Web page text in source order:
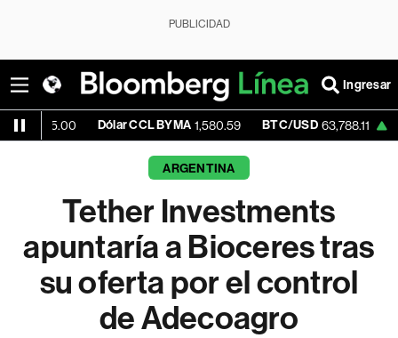
PUBLICIDAD
Ingresar
Dólar CCL BYMA 1,580.59 BTC/USD 63,788.11 +0.07%
ARGENTINA
Tether Investments
apuntaría a Bioceres tras
su oferta por el control
de Adecoagro